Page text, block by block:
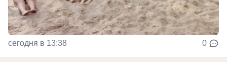
сегодня в 13:38 0